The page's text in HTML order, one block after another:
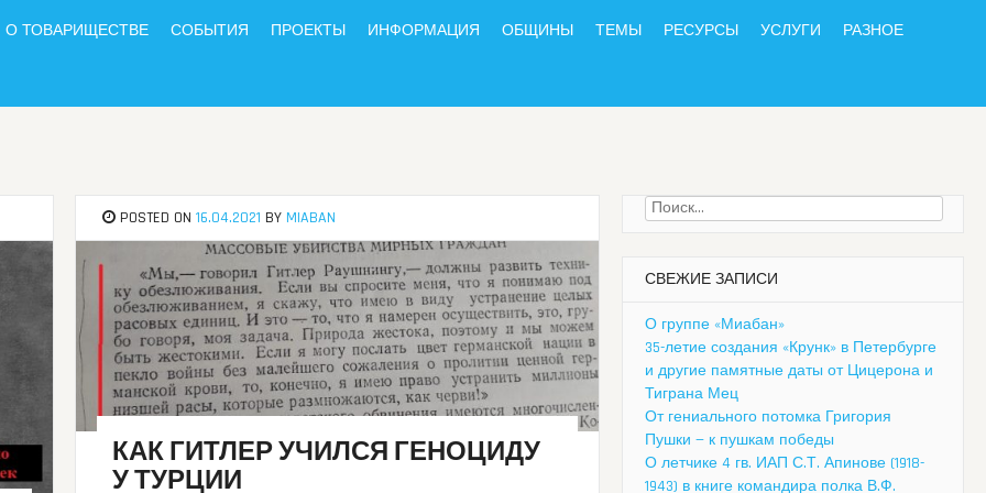
О ТОВАРИЩЕСТВЕ СОБЫТИЯ ПРОЕКТЫ ИНФОРМАЦИЯ ОБЩИНЫ ТЕМЫ РЕСУРСЫ УСЛУГИ РАЗНОЕ
POSTED ON 16.04.2021 BY MIABAN
КАК ГИТЛЕР УЧИЛСЯ ГЕНОЦИДУ
У ТУРЦИИ
Найти:
СВЕЖИЕ ЗАПИСИ
О группе «Миабан»
35-летие создания «Крунк» в Петербурге
и другие памятные даты от Цицерона и
Тиграна Мец
От гениального потомка Григория
Пушки — к пушкам победы
О летчике 4 гв. ИАП С.Т. Апинове (1918-
1943) в книге командира полка В.Ф.